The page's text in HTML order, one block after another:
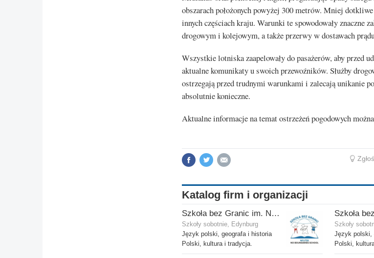
obszarach położonych powyżej 300 metrów. Mniej
innych częściach kraju. Warunki te spowodowały znaczne
drogowym i kolejowym, a także przerwy w dostawach
Wszystkie lotniska zaapelowały do pasażerów, aby przed
aktualne komunikaty u swoich przewoźników. Służby
ostrzegają przed trudnymi warunkami i zalecają unikanie
absolutnie konieczne.
Aktualne informacje na temat ostrzeżeń pogodowych
Katalog firm i organizacji
Szkoła bez Granic im. Niedźwiedzia Wojtka
Szkoły sobotnie, Edynburg
Język polski, geografa i historia
Polski, kultura i tradycja.
Szkoły
Język polski,
Polski,